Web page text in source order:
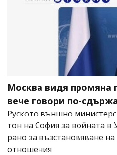
Москва видя промяна
вече говори по-
Руското външно
тон на София за войната в
рано за възстановяване
отношения